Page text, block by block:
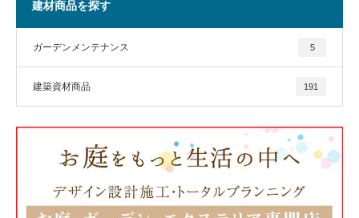
建材商品を探す
ガーデンメンテナンス 5
建築資材商品 191